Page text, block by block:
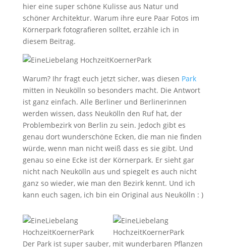
hier eine super schöne Kulisse aus Natur und
schöner Architektur. Warum ihre eure Paar Fotos im
Körnerpark fotografieren solltet, erzähle ich in
diesem Beitrag.
Warum? Ihr fragt euch jetzt sicher, was diesen Park
mitten in Neukölln so besonders macht. Die Antwort
ist ganz einfach. Alle Berliner und Berlinerinnen
werden wissen, dass Neukölln den Ruf hat, der
Problembezirk von Berlin zu sein. Jedoch gibt es
genau dort wunderschöne Ecken, die man nie finden
würde, wenn man nicht weiß dass es sie gibt. Und
genau so eine Ecke ist der Körnerpark. Er sieht gar
nicht nach Neukölln aus und spiegelt es auch nicht
ganz so wieder, wie man den Bezirk kennt. Und ich
kann euch sagen, ich bin ein Original aus Neukölln : )
Der Park ist super sauber, mit wunderbaren Pflanzen